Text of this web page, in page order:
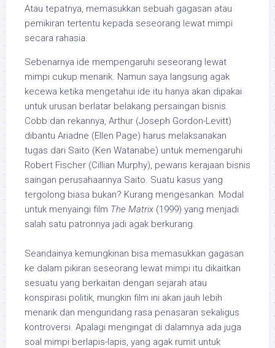
Atau tepatnya, memasukkan sebuah gagasan atau
pemikiran tertentu kepada seseorang lewat mimpi
secara rahasia.
Sebenarnya ide mempengaruhi seseorang lewat
mimpi cukup menarik. Namun saya langsung agak
kecewa ketika mengetahui ide itu hanya akan dipakai
untuk urusan berlatar belakang persaingan bisnis.
Cobb dan rekannya, Arthur (Joseph Gordon-Levitt)
dibantu Ariadne (Ellen Page) harus melaksanakan
tugas dari Saito (Ken Watanabe) untuk memengaruhi
Robert Fischer (Cillian Murphy), pewaris kerajaan bisnis
saingan perusahaannya Saito. Suatu kasus yang
tergolong biasa bukan? Kurang mengesankan. Modal
untuk menyaingi film The Matrix (1999) yang menjadi
salah satu patronnya jadi agak berkurang.
Seandainya kemungkinan bisa memasukkan gagasan
ke dalam pikiran seseorang lewat mimpi itu dikaitkan
sesuatu yang berkaitan dengan sejarah atau
konspirasi politik, mungkin film ini akan jauh lebih
menarik dan mengundang rasa penasaran sekaligus
kontroversi. Apalagi mengingat di dalamnya ada juga
soal mimpi berlapis-lapis, yang agak rumit untuk